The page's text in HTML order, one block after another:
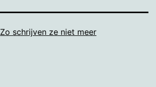
Zo schrijven ze niet meer